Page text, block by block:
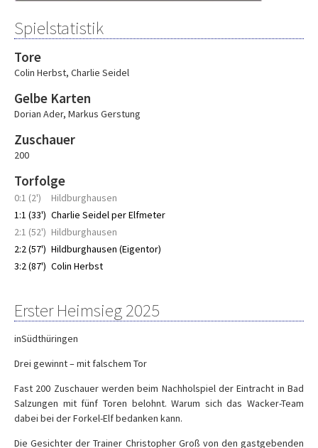
Spielstatistik
Tore
Colin Herbst, Charlie Seidel
Gelbe Karten
Dorian Ader, Markus Gerstung
Zuschauer
200
Torfolge
0:1 (2')
Hildburghausen
1:1 (33') Charlie Seidel per Elfmeter
2:1 (52') Hildburghausen
2:2 (57') Hildburghausen (Eigentor)
3:2 (87') Colin Herbst
Erster Heimsieg 2025
inSüdthüringen
Drei gewinnt – mit falschem Tor
Fast 200 Zuschauer werden beim Nachholspiel der Eintracht in Bad
Salzungen mit fünf Toren belohnt. Warum sich das Wacker-Team
dabei bei der Forkel-Elf bedanken kann.
Die Gesichter der Trainer Christopher Groß von den gastgebenden